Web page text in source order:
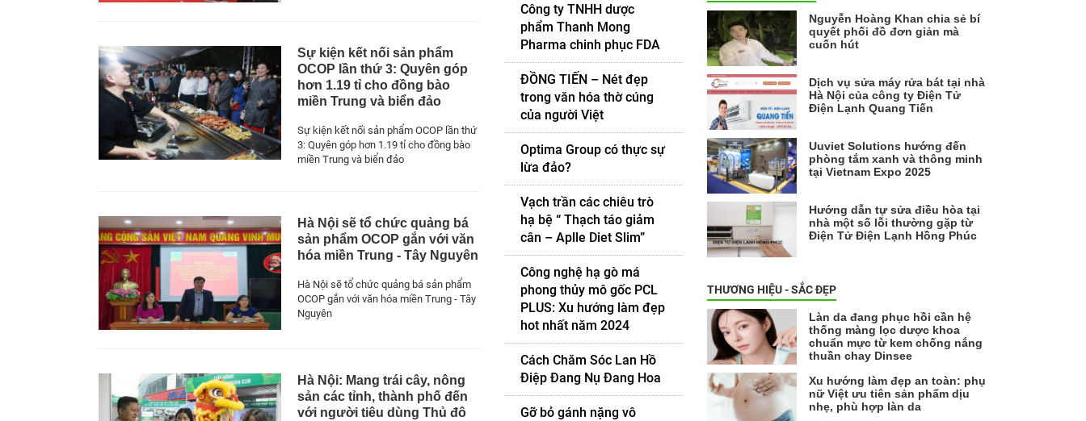
Sự kiện kết nối sản phẩm
OCOP lần thứ 3: Quyên góp
hơn 1.19 tỉ cho đồng bào
miền Trung và biển đảo
Sự kiện kết nối sản phẩm OCOP lần thứ
3: Quyên góp hơn 1.19 tỉ cho đồng bào
miền Trung và biển đảo
Hà Nội sẽ tổ chức quảng bá
sản phẩm OCOP gắn với văn
hóa miền Trung - Tây Nguyên
Hà Nội sẽ tổ chức quảng bá sản phẩm
OCOP gắn với văn hóa miền Trung - Tây
Nguyên
Hà Nội: Mang trái cây, nông
sản các tỉnh, thành phố đến
với người tiêu dùng Thủ đô
Công ty TNHH dược
phẩm Thanh Mong
Pharma chinh phục FDA
ĐỒNG TIẾN – Nét đẹp
trong văn hóa thờ cúng
của người Việt
Optima Group có thực sự
lừa đảo?
Vạch trần các chiêu trò
hạ bệ “ Thạch táo giảm
cân – Aplle Diet Slim”
Công nghệ hạ gò má
phong thủy mô gốc PCL
PLUS: Xu hướng làm đẹp
hot nhất năm 2024
Cách Chăm Sóc Lan Hồ
Điệp Đang Nụ Đang Hoa
Gỡ bỏ gánh nặng vô
Nguyễn Hoàng Khan chia sẻ bí
quyết phối đồ đơn giản mà
cuốn hút
Dịch vụ sửa máy rửa bát tại nhà
Hà Nội của công ty Điện Tử
Điện Lạnh Quang Tiến
Uuviet Solutions hướng đến
phòng tắm xanh và thông minh
tại Vietnam Expo 2025
Hướng dẫn tự sửa điều hòa tại
nhà một số lỗi thường gặp từ
Điện Tử Điện Lạnh Hồng Phúc
THƯƠNG HIỆU - SẮC ĐẸP
Làn da đang phục hồi cần hệ
thống màng lọc dược khoa
chuẩn mực từ kem chống nắng
thuần chay Dinsee
Xu hướng làm đẹp an toàn: phụ
nữ Việt ưu tiên sản phẩm dịu
nhẹ, phù hợp làn da